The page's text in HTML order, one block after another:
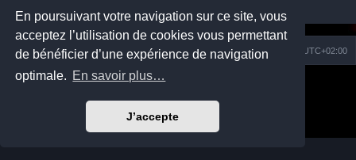
En poursuivant votre navigation sur ce site, vous
acceptez l’utilisation de cookies vous permettant
de bénéficier d’une expérience de navigation
optimale. En savoir plus…
J’accepte
Nuage Portail Accueil du forum Fuseau horaire sur UTC+02:00
Développé parphpBB® Forum Software © phpBB Limited
Confidentialité